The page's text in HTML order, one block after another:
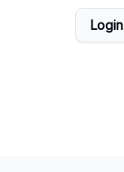
Login